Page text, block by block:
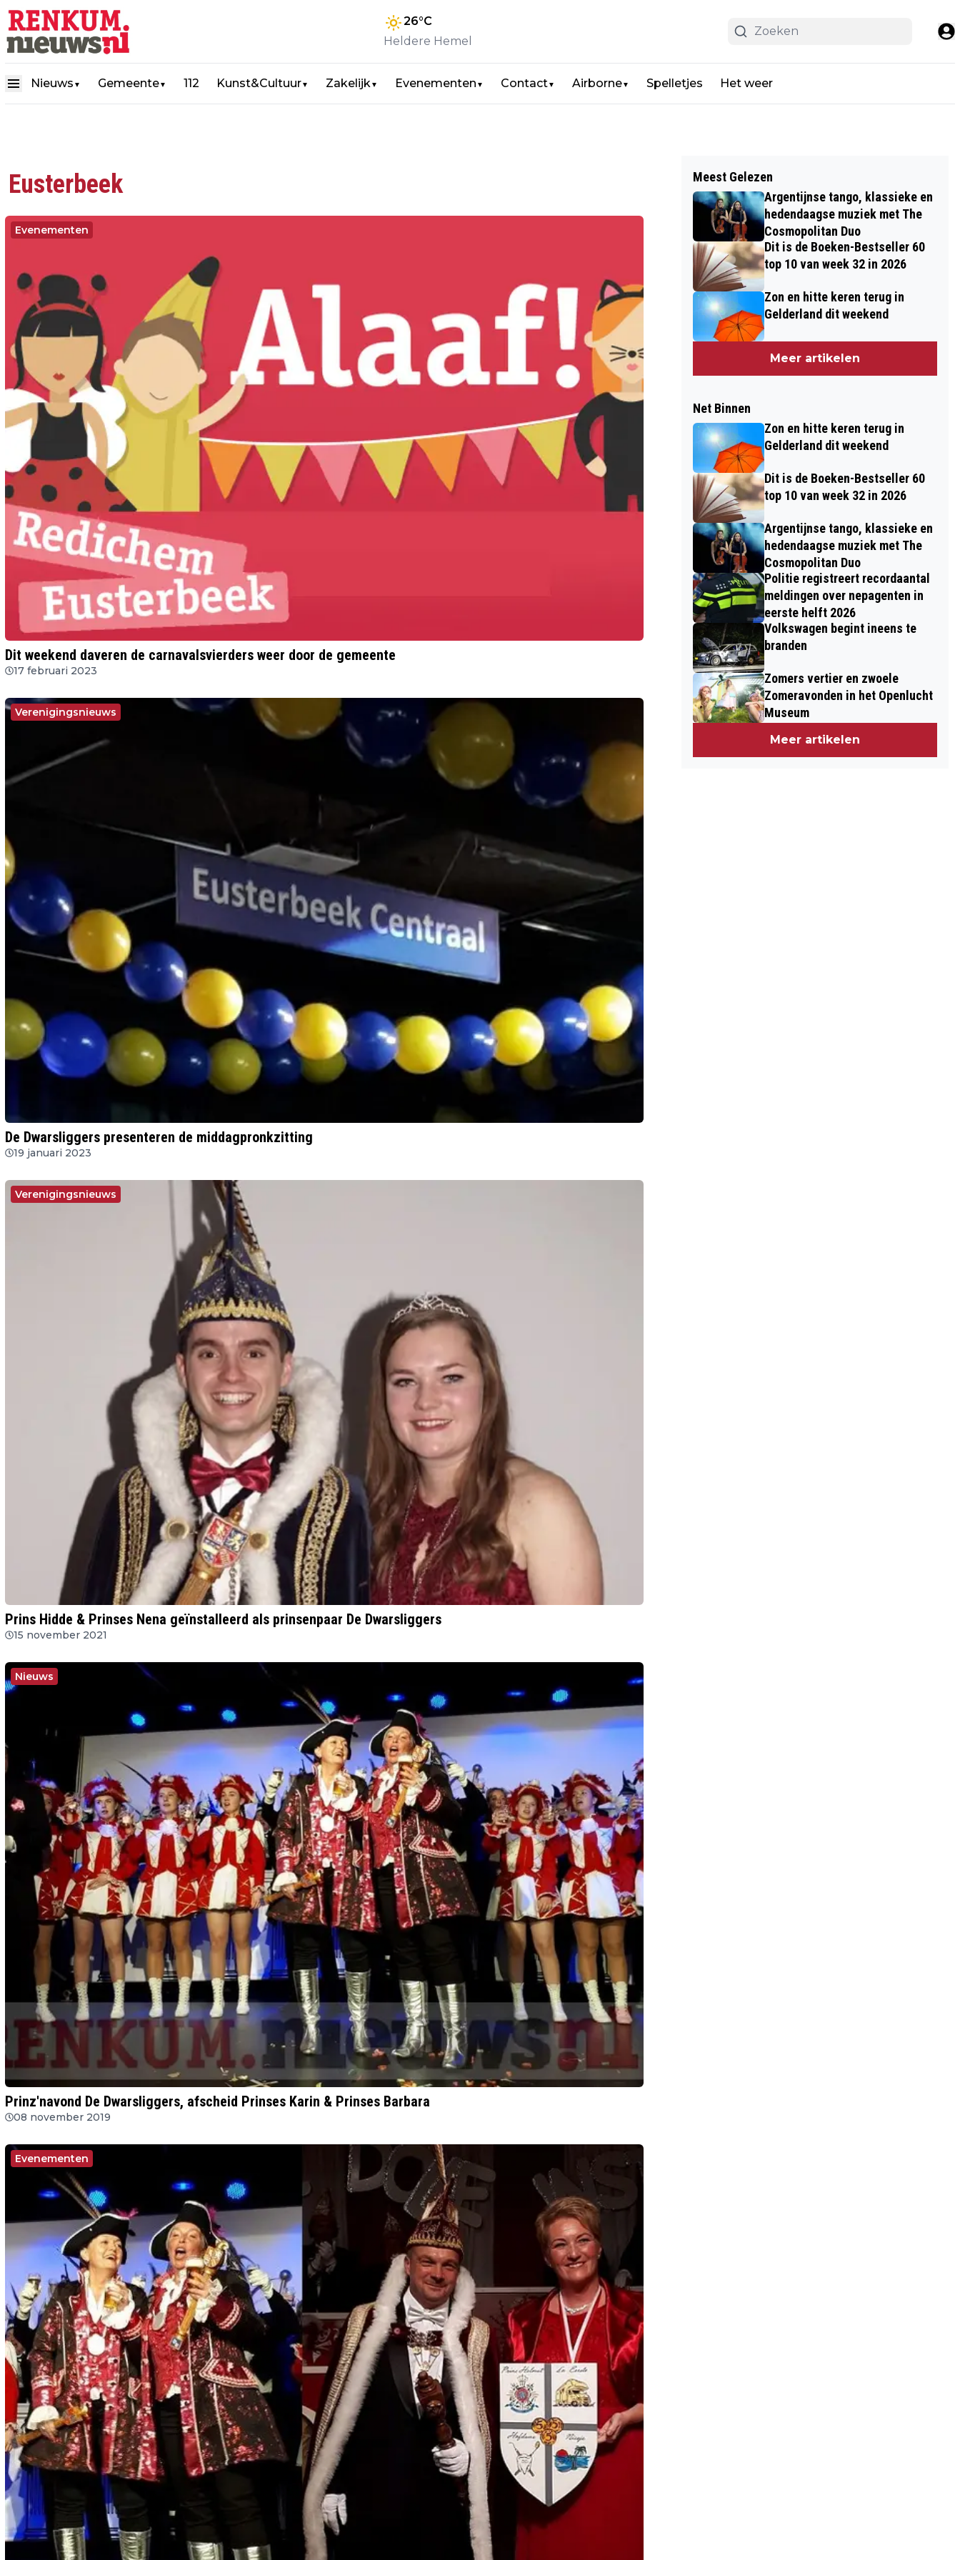
26°C
Heldere Hemel
Nieuws ▼ Gemeente▼ 112 Kunst&Cultuur▼ Zakelijk▼ Evenementen ▼ Contact▼ Airborne▼ Spelletjes Het weer
Eusterbeek
Evenementen
Dit weekend daveren de carnavalsvierders weer door de gemeente
17 februari 2023
Verenigingsnieuws
De Dwarsliggers presenteren de middagpronkzitting
19 januari 2023
Verenigingsnieuws
Prins Hidde & Prinses Nena geïnstalleerd als prinsenpaar De Dwarsliggers
15 november 2021
Nieuws
Prinz'navond De Dwarsliggers, afscheid Prinses Karin & Prinses Barbara
08 november 2019
Evenementen
Meest Gelezen
Argentijnse tango, klassieke en
hedendaagse muziek met The
Cosmopolitan Duo
Dit is de Boeken-Bestseller 60
top 10 van week 32 in 2026
Zon en hitte keren terug in
Gelderland dit weekend
Meer artikelen
Net Binnen
Zon en hitte keren terug in
Gelderland dit weekend
Dit is de Boeken-Bestseller 60
top 10 van week 32 in 2026
Argentijnse tango, klassieke en
hedendaagse muziek met The
Cosmopolitan Duo
Politie registreert recordaantal
meldingen over nepagenten in
eerste helft 2026
Volkswagen begint ineens te
branden
Zomers vertier en zwoele
Zomeravonden in het Openlucht
Museum
Meer artikelen